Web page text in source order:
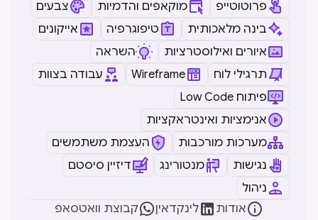
פרוטוטייפ
מוקאפים והדמיות
צבעים
בינה מלאכותית
טיפוגרפיה
אייקונים
איורים ואילוסטרציות
השראה
תרגילי לוח
Wireframe
עבודה בצוות
Low Code פיתוח
אנימציות ואינטראקציות
מערכות מורכבות
העצמת משתמשים
נגישות
מנטורינג
דיזיין סיסטם
ניהול
אודות לינקדאין קבוצת וואטסאפ